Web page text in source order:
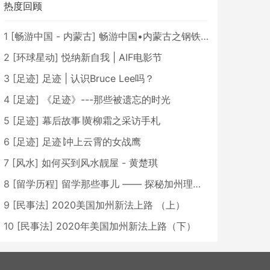
热度回顾
1 [畅游中国 - 内蒙古] 畅游中国•内蒙古之钢铁骄子，魅力包头
2 [环球星动] 悦纳新自我 | AIF电影节
3 [足迹] 足迹 | 认识Bruce Lee吗？
4 [足迹]
《足迹》---那些被遗忘的时光
5 [足迹] 幕后故事∣黄柳霜之采访手札
6 [足迹] 足迹∣冲上云霄的女战鹰
7 [风水] 如何买到风水靓屋 - 黄楚琪
8 [留学历程] 留学那些事儿 —— 探秘加州理工学院Caltech博士生活 [上集]
9 [民事法] 2020美国加州新法上路 （上）
10 [民事法] 2020年美国加州新法上路（下）